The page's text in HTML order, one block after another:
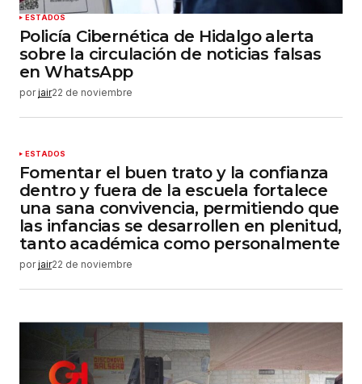
ESTADOS
Policía Cibernética de Hidalgo alerta
sobre la circulación de noticias falsas
en WhatsApp
por jair22 de noviembre
ESTADOS
Fomentar el buen trato y la confianza
dentro y fuera de la escuela fortalece
una sana convivencia, permitiendo que
las infancias se desarrollen en plenitud,
tanto académica como personalmente
por jair22 de noviembre